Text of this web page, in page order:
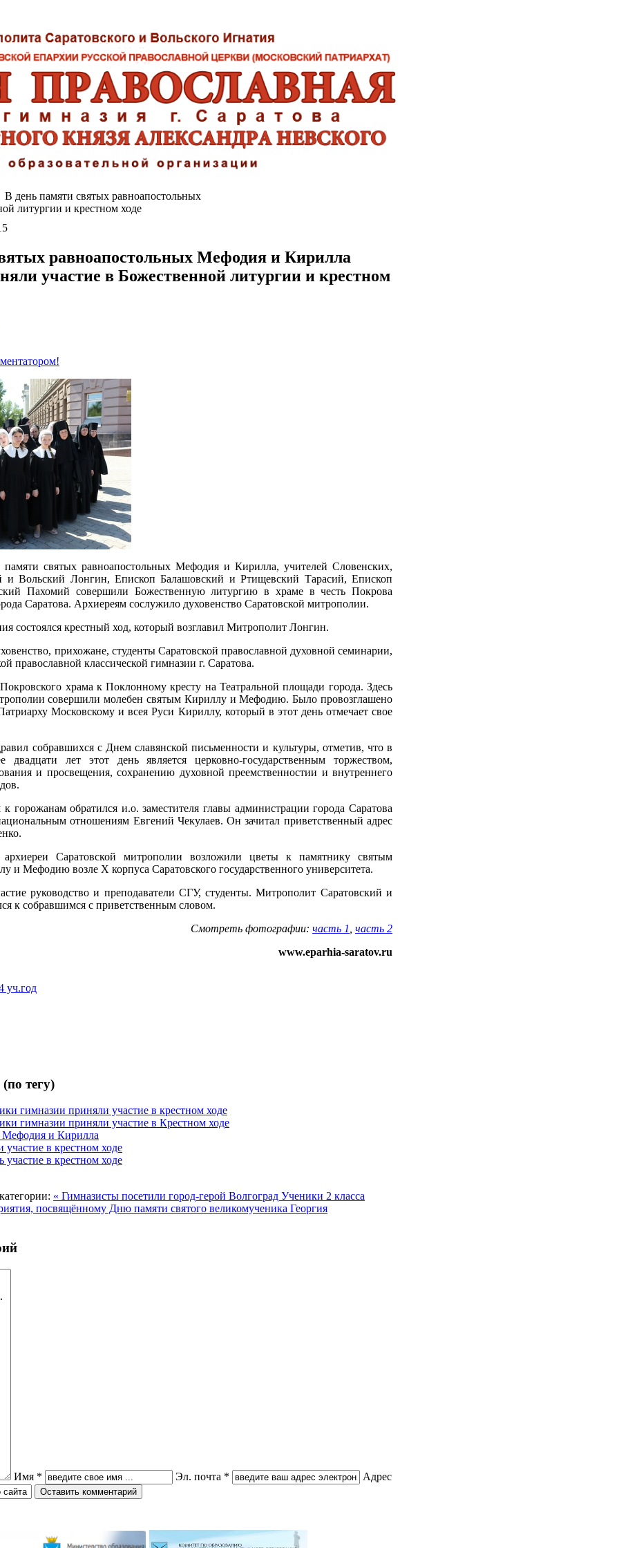
В день памяти святых равноапостольных
литургии и крестном ходе
ушу
равноапостольных Мефодия и Кирилла
участие в Божественной литургии и крестном
святых равноапостольных Мефодия и Кирилла, учителей Словенских,
и Вольский Лонгин, Епископ Балашовский и Ртищевский Тарасий, Епископ
Пахомий совершили Божественную литургию в храме в честь Покрова
Саратова. Архиереям сослужило духовенство Саратовской митрополии.
состоялся крестный ход, который возглавил Митрополит Лонгин.
прихожане, студенты Саратовской православной духовной семинарии,
православной классической гимназии г. Саратова.
храма к Поклонному кресту на Театральной площади города. Здесь
совершили молебен святым Кириллу и Мефодию. Было провозглашено
Московскому и всея Руси Кириллу, который в этот день отмечает свое
собравшихся с Днем славянской письменности и культуры, отметив, что в
лет этот день является церковно-государственным торжеством,
и просвещения, сохранению духовной преемственностии и внутреннего
горожанам обратился и.о. заместителя главы администрации города Саратова
отношениям Евгений Чекулаев. Он зачитал приветственный адрес
Саратовской митрополии возложили цветы к памятнику святым
и Мефодию возле X корпуса Саратовского государственного университета.
руководство и преподаватели СГУ, студенты. Митрополит Саратовский и
к собравшимся с приветственным словом.
Смотреть фотографии: часть 1 часть 2
www.eparhia-saratov.ru
уч.год
тегу)
гимназии приняли участие в крестном ходе
гимназии приняли участие в Крестном ходе
Мефодия и Кирилла
в крестном ходе
в крестном ходе
« Гимназисты посетили город-герой Волгоград Ученики 2 класса
посвящённому Дню памяти святого великомученика Георгия
Имя * Эл. почта *
Адрес